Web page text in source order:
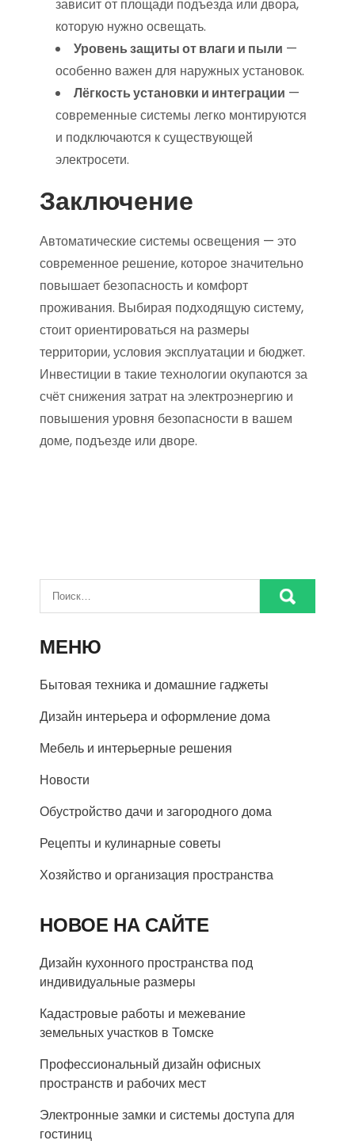
зависит от площади подъезда или двора,
которую нужно освещать.
Уровень защиты от влаги и пыли —
особенно важен для наружных установок.
Лёгкость установки и интеграции —
современные системы легко монтируются
и подключаются к существующей
электросети.
Заключение
Автоматические системы освещения — это
современное решение, которое значительно
повышает безопасность и комфорт
проживания. Выбирая подходящую систему,
стоит ориентироваться на размеры
территории, условия эксплуатации и бюджет.
Инвестиции в такие технологии окупаются за
счёт снижения затрат на электроэнергию и
повышения уровня безопасности в вашем
доме, подъезде или дворе.
МЕНЮ
Бытовая техника и домашние гаджеты
Дизайн интерьера и оформление дома
Мебель и интерьерные решения
Новости
Обустройство дачи и загородного дома
Рецепты и кулинарные советы
Хозяйство и организация пространства
НОВОЕ НА САЙТЕ
Дизайн кухонного пространства под
индивидуальные размеры
Кадастровые работы и межевание
земельных участков в Томске
Профессиональный дизайн офисных
пространств и рабочих мест
Электронные замки и системы доступа для
гостиниц